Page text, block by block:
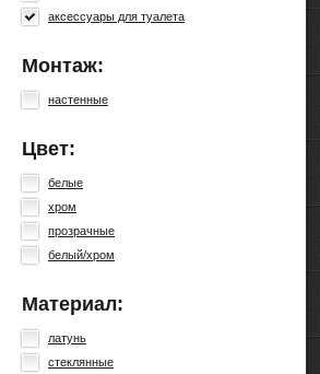
аксессуары для туалета
Монтаж:
настенные
Цвет:
белые
хром
прозрачные
белый/хром
Материал:
латунь
стеклянные